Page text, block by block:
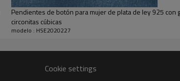
destacado para cualquier
¡Realice su pedido al
-Hipoalergénico
Pendientes de botón para mujer de plata de ley 925 con
circonitas cúbicas
modelo : HSE2020227
Cookie settings